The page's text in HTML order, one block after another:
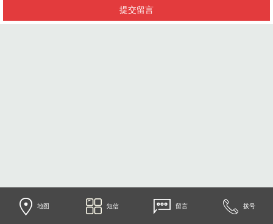
地图 短信 留言 拨号